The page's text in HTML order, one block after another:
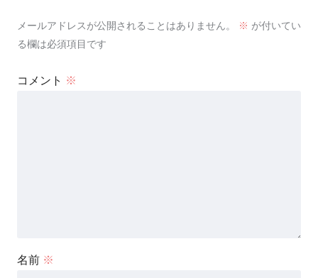
メールアドレスが公開されることはありません。 ※ が付いてい
る欄は必須項目です
コメント ※
名前 ※